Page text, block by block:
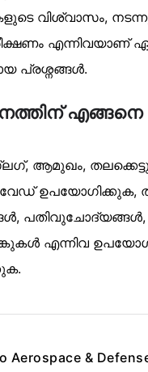
വിശ്വാസം,
എന്നിവയാണ്
പ്രശ്നങ്ങൾ.
എങ്ങനെ
ആമുഖം,
ഉപയോഗിക്കുക,
പതിവുചോദ്യങ്ങൾ,
എന്നിവ
Aerospace &